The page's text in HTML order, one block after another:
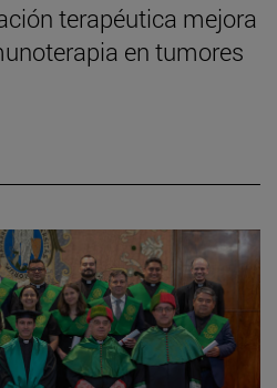
terapéutica mejora
en tumores